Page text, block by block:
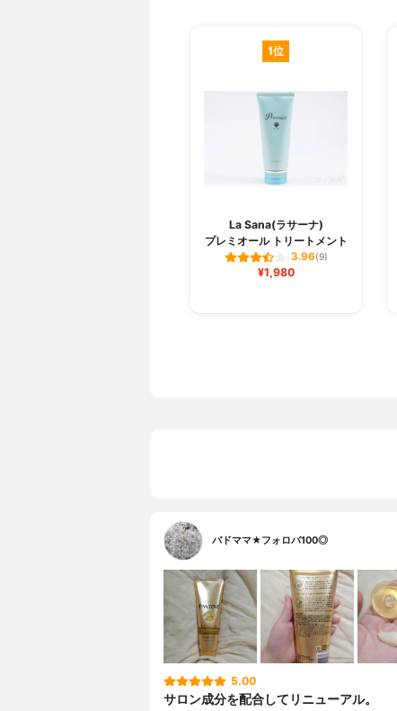
1位
La Sana(ラサーナ)
プレミオール トリートメント
3.96(9)
¥1,980
バドママ★フォロバ100◎
5.00
サロン成分を配合してリニューアル。